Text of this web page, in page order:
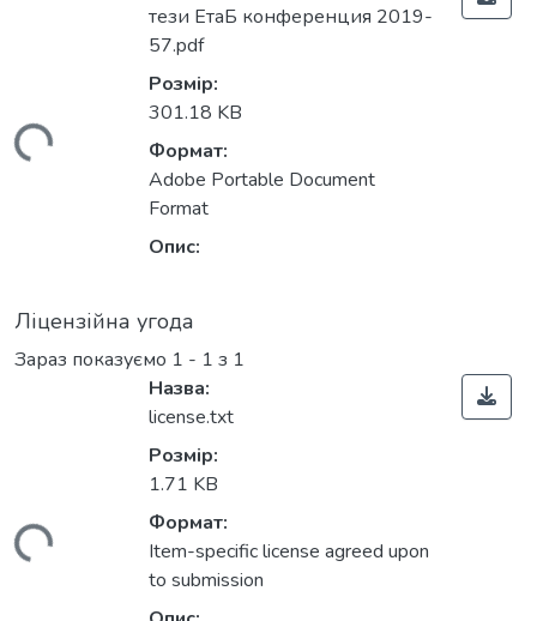
тези ЕтаБ конференция 2019-
57.pdf
Розмір:
301.18 KB
Формат:
Adobe Portable Document
Format
Опис:
Ліцензійна угода
Зараз показуємо 1 - 1 з 1
Назва:
license.txt
Розмір:
1.71 KB
Формат:
Item-specific license agreed upon
to submission